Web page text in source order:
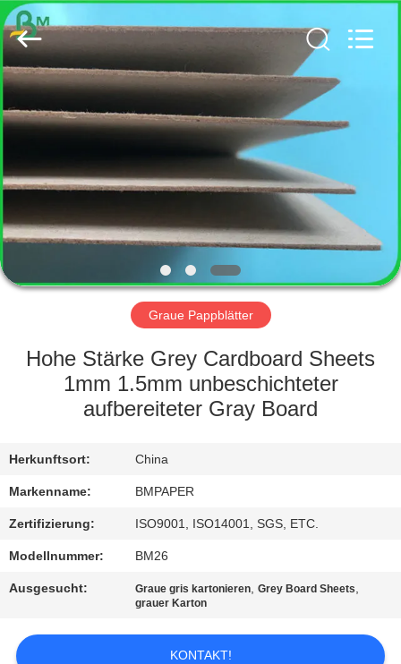
HAUS
ÜBER
UNS
FABRIK-
QUALITÄTSKONTROLLE
SIE
MIT
UNS
IN
VERBINDUNG
NACHRICHTEN
BMPAPER
CO.,
LTD..
All
Rights
Reserved.
Graue Pappblätter
Hohe Stärke Grey Cardboard Sheets
1mm 1.5mm unbeschichteter
aufbereiteter Gray Board
Herkunftsort: China
Markenname: BMPAPER
Zertifizierung: ISO9001, ISO14001, SGS, ETC.
Modellnummer: BM26
Ausgesucht: Graue gris kartonieren,Grey Board Sheets,
grauer Karton
KONTAKT!